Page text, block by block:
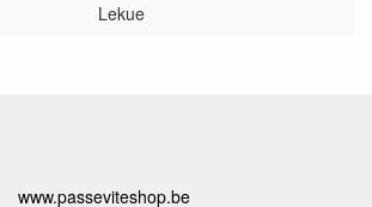
Lekue
www.passeviteshop.be